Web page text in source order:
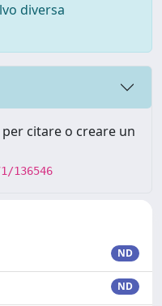
diversa
citare o creare un
136546
ND
ND